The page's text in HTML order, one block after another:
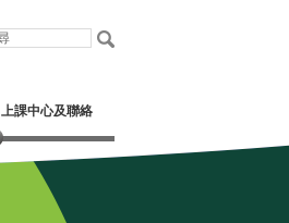
上課中心及聯絡